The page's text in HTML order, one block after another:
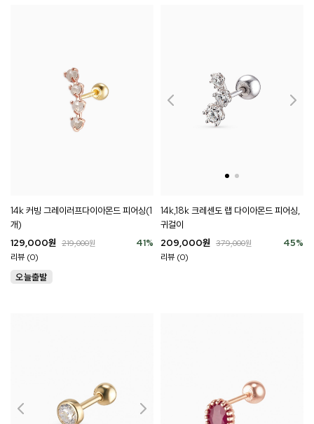
14k 커빙 그레이러프다이아몬드 피어싱(1
개)
41%
129,000원 219,000원
리뷰 (0)
14k,18k 크레센도 랩 다이아몬드 피어싱,
귀걸이
45%
209,000원 379,000원
리뷰 (0)